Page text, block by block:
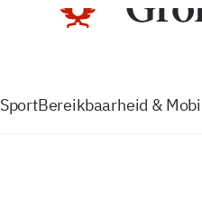
SportBereikbaarheid &